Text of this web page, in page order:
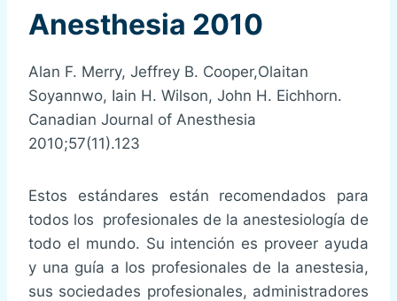
Anesthesia 2010
Alan F. Merry, Jeffrey B. Cooper,Olaitan
Soyannwo, Iain H. Wilson, John H. Eichhorn.
Canadian Journal of Anesthesia
2010;57(11).123
Estos estándares están recomendados para
todos los profesionales de la anestesiología de
todo el mundo. Su intención es proveer ayuda
y una guía a los profesionales de la anestesia,
sus sociedades profesionales, administradores